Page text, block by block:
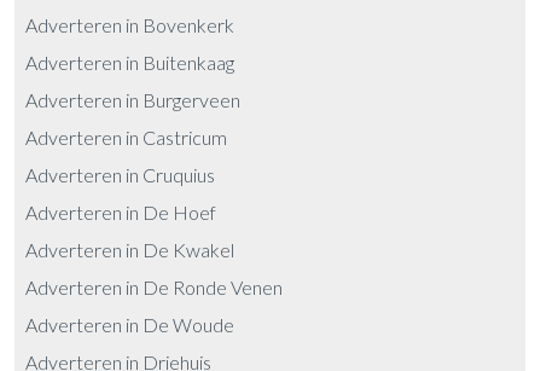
Adverteren in Bovenkerk
Adverteren in Buitenkaag
Adverteren in Burgerveen
Adverteren in Castricum
Adverteren in Cruquius
Adverteren in De Hoef
Adverteren in De Kwakel
Adverteren in De Ronde Venen
Adverteren in De Woude
Adverteren in Driehuis